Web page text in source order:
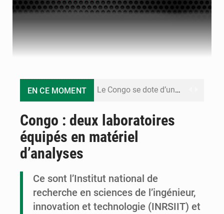
EN CE MOMENT Le Congo se dote d’un programme national pour valoriser les produits forestiers non ligneux
Congo : deux laboratoires
équipés en matériel
d’analyses
Ce sont l’Institut national de
recherche en sciences de l’ingénieur,
innovation et technologie (INRSIIT) et